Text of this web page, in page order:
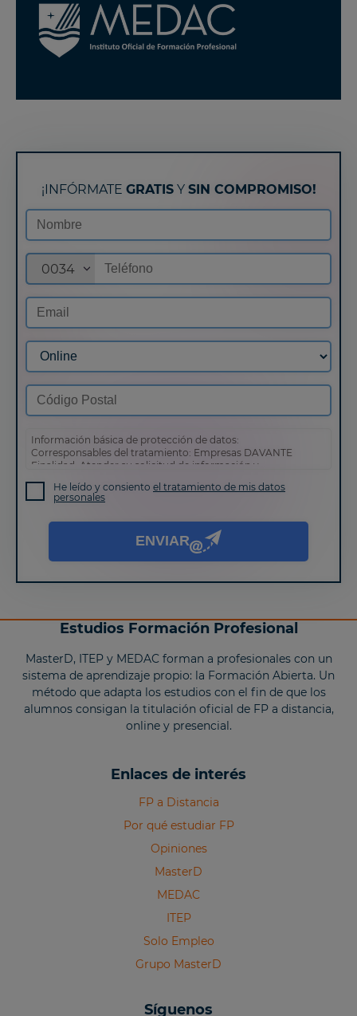
¡INFÓRMATE GRATISY SIN COMPROMISO!
0034
Información básica de protección de datos:
Corresponsables del tratamiento: Empresas DAVANTE
Finalidad: Atender su solicitud de información y
Derechos: Puede acceder, rectificar y suprimir sus datos,
así como otros derechos tal y como se explica en nuestra
He leído y consiento el tratamiento de mis datos
personales
ENVIAR
Estudios Formación Profesional
MasterD, ITEP y MEDAC forman a profesionales con un
sistema de aprendizaje propio: la Formación Abierta. Un
método que adapta los estudios con el fin de que los
alumnos consigan la titulación oficial de FP a distancia,
online y presencial.
Enlaces de interés
FP a Distancia
Por qué estudiar FP
Opiniones
MasterD
MEDAC
ITEP
Solo Empleo
Grupo MasterD
Síguenos